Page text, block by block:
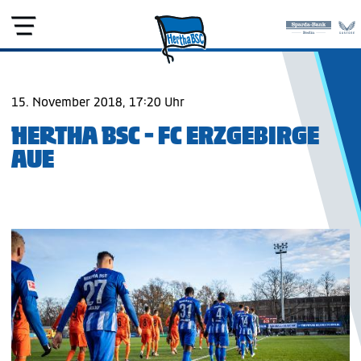
15. November 2018, 17:20 Uhr
HERTHA BSC - FC ERZGEBIRGE
AUE